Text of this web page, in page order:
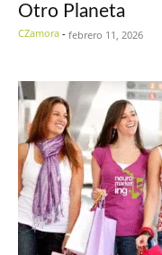
Otro Planeta
CZamora - febrero 11, 2026